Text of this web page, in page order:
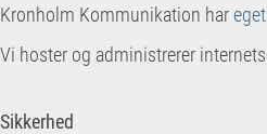
Kronholm Kommunikation har
Vi hoster og administrerer
Sikkerhed